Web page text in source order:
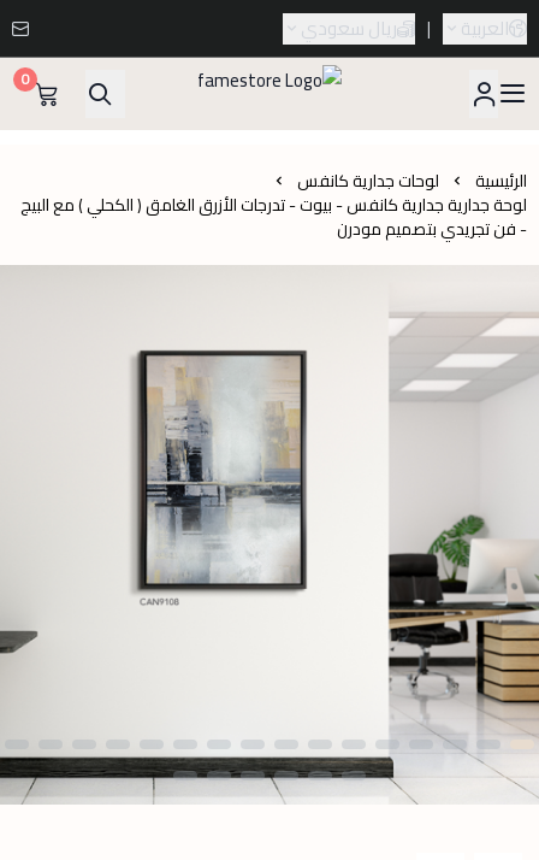
العربية | ريال سعودي
0
الرئيسية لوحات جدارية كانفس
لوحة جدارية جدارية كانفس - بيوت - تدرجات الأزرق الغامق ( الكحلي ) مع البيج
- فن تجريدي بتصميم مودرن